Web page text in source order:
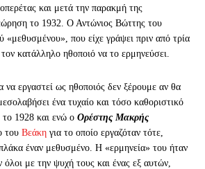
και μετά την παρακμή της
το 1932. Ο Αντώνιος Βώττης του
«μεθυσμένου», που είχε γράψει πριν από τρία
κατάλληλο ηθοποιό να το ερμηνεύσει.
να εργαστεί ως ηθοποιός δεν ξέρουμε αν θα
ένα τυχαίο και τόσο καθοριστικό
1928 και ενώ ο Ορέστης Μακρής
του Βεάκη για το οποίο εργαζόταν τότε,
έναν μεθυσμένο. Η «ερμηνεία» του ήταν
με την ψυχή τους και ένας εξ αυτών,